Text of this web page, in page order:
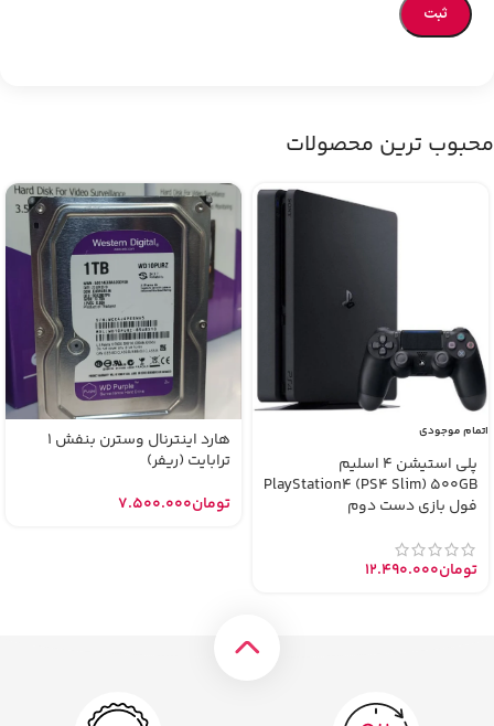
محبوب ترین محصولات
اتمام موجودی
پلی استیشن 4 اسلیم
PlayStation4 (PS4 Slim) 500GB
فول بازی دست دوم
تومان12.490.000
هارد اینترنال وسترن بنفش 1
ترابایت (ریفر)
تومان7.500.000